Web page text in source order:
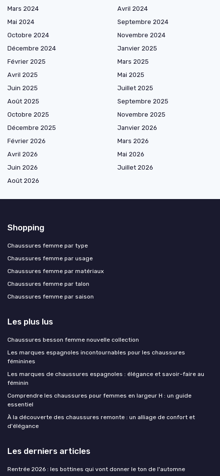
Mars 2024
Avril 2024
Mai 2024
Septembre 2024
Octobre 2024
Novembre 2024
Décembre 2024
Janvier 2025
Février 2025
Mars 2025
Avril 2025
Mai 2025
Juin 2025
Juillet 2025
Août 2025
Septembre 2025
Octobre 2025
Novembre 2025
Décembre 2025
Janvier 2026
Février 2026
Mars 2026
Avril 2026
Mai 2026
Juin 2026
Juillet 2026
Août 2026
Shopping
Chaussures femme par type
Chaussures femme par usage
Chaussures femme par matériaux
Chaussures femme par talon
Chaussures femme par saison
Les plus lus
Chaussures besson femme nouvelle collection
Les marques espagnoles incontournables pour les chaussures
féminines
Les marques de chaussures espagnoles : élégance et savoir-faire au
féminin
Comprendre les chaussures pour femmes en largeur H : un guide
essentiel
À la découverte des chaussures remonte : un alliage de confort et
d'élégance
Les derniers articles
Rentrée 2026 : les bottines qui vont donner le ton de l'automne